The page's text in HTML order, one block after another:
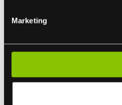
Marketing
Orange Torch
ART.NR: 1071